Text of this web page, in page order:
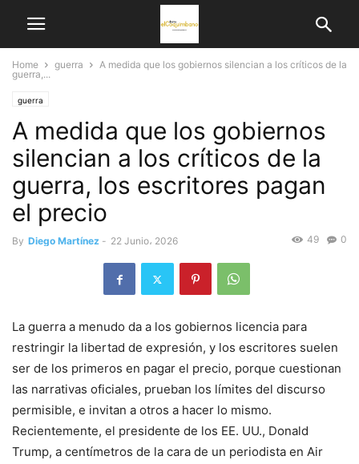
Home guerra
A medida que los gobiernos silencian a los críticos de la
guerra,...
guerra
A medida que los gobiernos
silencian a los críticos de la
guerra, los escritores pagan
el precio
By Diego Martínez - 22 Junio، 2026 0
49
La guerra a menudo da a los gobiernos licencia para
restringir la libertad de expresión, y los escritores suelen
ser de los primeros en pagar el precio, porque cuestionan
las narrativas oficiales, prueban los límites del discurso
permisible, e invitan a otros a hacer lo mismo.
Recientemente, el presidente de los EE. UU., Donald
Trump, a centímetros de la cara de un periodista en Air